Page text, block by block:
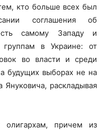
кто больше всех был
соглашения об
самому Западу и
в Украине: от
во власти и среди
будущих выборах не на
Януковича, раскладывая
причем из